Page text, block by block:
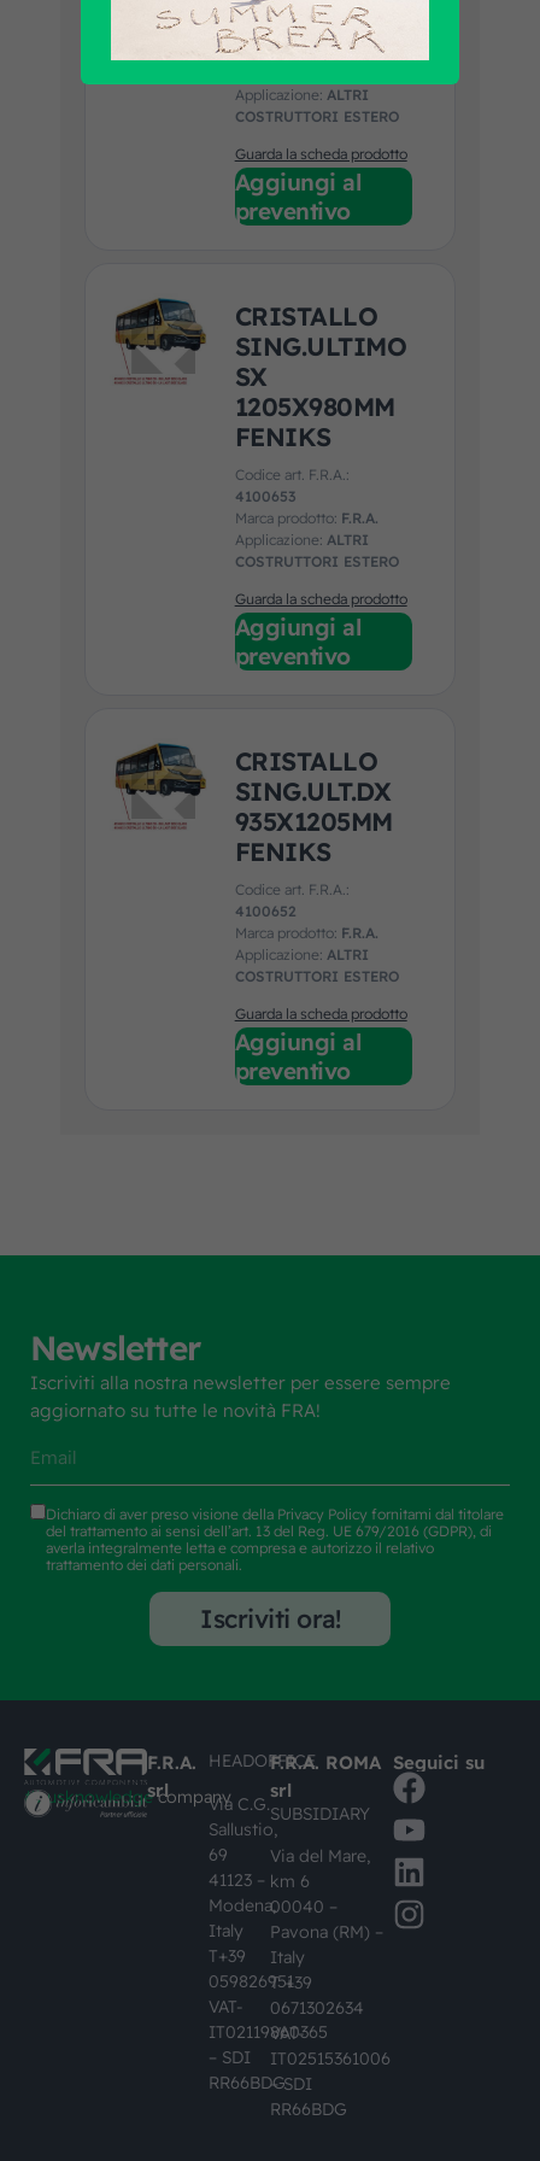
Codice art. F.R.A.:
4100700
Applicazione: ALTRI
COSTRUTTORI ESTERO
Guarda la scheda prodotto
Aggiungi al
preventivo
CRISTALLO
SING.ULTIMO
SX
1205X980MM
FENIKS
Codice art. F.R.A.:
4100653
Marca prodotto: F.R.A.
Applicazione: ALTRI
COSTRUTTORI ESTERO
Guarda la scheda prodotto
Aggiungi al
preventivo
CRISTALLO
SING.ULT.DX
935X1205MM
FENIKS
Codice art. F.R.A.:
4100652
Marca prodotto: F.R.A.
Applicazione: ALTRI
COSTRUTTORI ESTERO
Guarda la scheda prodotto
Aggiungi al
preventivo
Newsletter
Iscriviti alla nostra newsletter per essere sempre
aggiornato su tutte le novità FRA!
Dichiaro di aver preso visione della Privacy Policy fornitami dal titolare
del trattamento ai sensi dell’art. 13 del Reg. UE 679/2016 (GDPR), di
averla integralmente letta e compresa e autorizzo il relativo
trattamento dei dati personali.
Iscriviti ora!
#busknowledgecompany
F.R.A.
srl
HEADOFFICE
Via C.G.
Sallustio,
69
41123 –
Modena,
Italy
T+39
059826951
VAT-
IT02119860365
– SDI
RR66BDG
F.R.A. ROMA
srl
SUBSIDIARY
Via del Mare,
km 6
00040 –
Pavona (RM) –
Italy
T +39
0671302634
VAT-
IT02515361006
– SDI
RR66BDG
Seguici su